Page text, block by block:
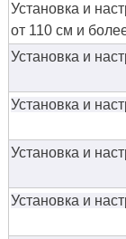
Установка и
от 110 см и
Установка и
Установка и
Установка и
Установка и